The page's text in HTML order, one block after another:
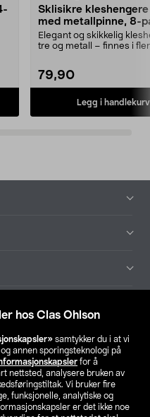
hos Clas Ohlson
samtykker du i at vi
annen sporingsteknologi på
for å
nettsted, analysere bruken av
Vi bruker fire
funksjonelle, analytiske og
er det ikke noe
Sklisikre
med metallpinne, 8-
Elegant og skikkelig
tre og metall – finnes i
79,90
Legg i handlekurv
butikk
FI